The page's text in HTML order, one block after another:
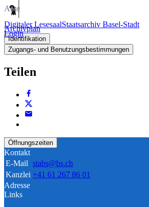
Digitaler LesesaalStaatsarchiv Basel-Stadt
Login
Akte
Archivplan
Identifikation
Zugangs- und Benutzungsbestimmungen
Teilen
Öffnungszeiten
Kontakt
E-Mail stabs@bs.ch
Kanzlei +41 61 267 86 01
Adresse
Links